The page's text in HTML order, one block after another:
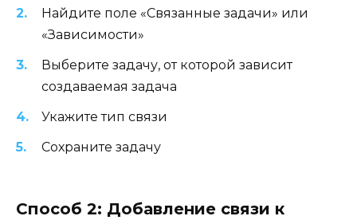
Найдите поле «Связанные задачи» или
«Зависимости»
Выберите задачу, от которой зависит
создаваемая задача
Укажите тип связи
Сохраните задачу
Способ 2: Добавление связи к